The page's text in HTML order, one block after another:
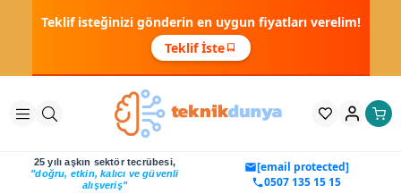
Teklif isteğinizi gönderin en uygun fiyatları verelim!
Teklif İste
25 yılı aşkın sektör tecrübesi,
"doğru, etkin, kalıcı ve güvenli
alışveriş"
[email protected]
0507 135 15 15